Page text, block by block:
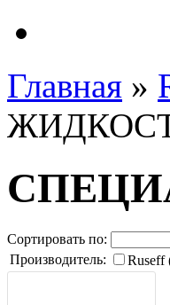
Главная »
Сортировать по:
Производитель:
Ruseff